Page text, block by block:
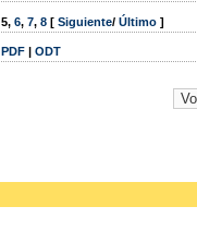
5, 6, 7, 8 [ Siguiente/ Último ]
PDF | ODT